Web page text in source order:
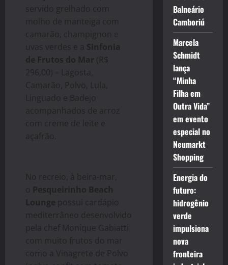
servido grelhado com
molho de manteiga com
camarão, champignon e
uvas verdes e a Sinfonia
de Frutos do Mar (R$
296,00) – Lagosta,
Camarão, Polvo, Lula,
Linguado e Badejo
acompanhados de arroz
com creme de leite e
açafrão.
No recreio, à beira-mar,
o Pesqueirinho Beach
Lounge possui cardápio
mediterrâneo desenvolvido
pela chef Monique Gabiatti
com muito frutos do mar
como a Vinagrete de Polvo
Balneário
Camboriú
Marcela
Schmidt
lança
“Minha
Filha em
Outra Vida”
em evento
especial no
Neumarkt
Shopping
Energia do
futuro:
hidrogênio
verde
impulsiona
nova
fronteira